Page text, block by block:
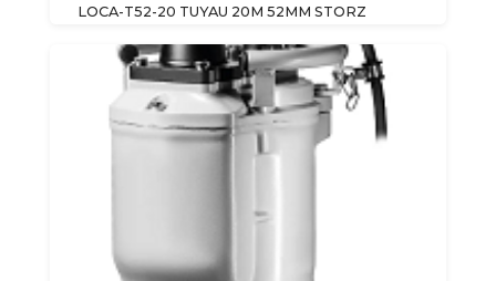
LOCA-T52-20 TUYAU 20M 52MM STORZ